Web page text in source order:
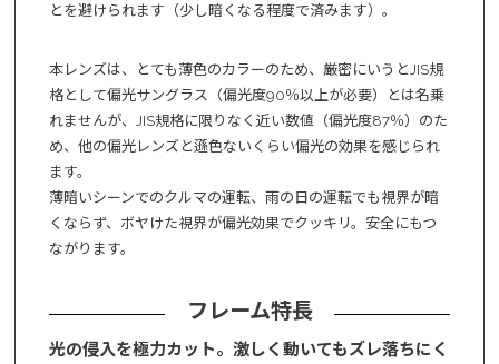
とを避けられます（少し暗くなる程度で済みます）。
本レンズは、とても薄色のカラーのため、厳密にいうとJIS規
格として偏光サングラス（偏光度90％以上が必要）とは名乗
れませんが、JIS規格に限りなく近い数値（偏光度87％）のた
め、他の偏光レンズと遜色ないくらい偏光の効果を感じられ
ます。
薄暗いシーンでのクルマの運転、雨の日の運転でも視界が暗
くならず、ボヤけた視界が偏光効果でクッキリ。安全にもつ
ながります。
フレーム特長
光の侵入を極力カット。激しく動いてもズレ落ちにく